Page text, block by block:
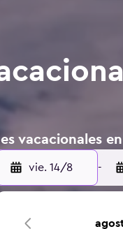
vacacionales
vie. 14/8 -